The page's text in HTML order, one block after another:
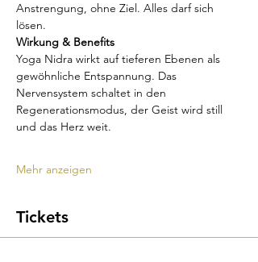
Anstrengung, ohne Ziel. Alles darf sich
lösen.
Wirkung & Benefits
Yoga Nidra wirkt auf tieferen Ebenen als
gewöhnliche Entspannung. Das
Nervensystem schaltet in den
Regenerationsmodus, der Geist wird still
und das Herz weit.
Mehr anzeigen
Tickets